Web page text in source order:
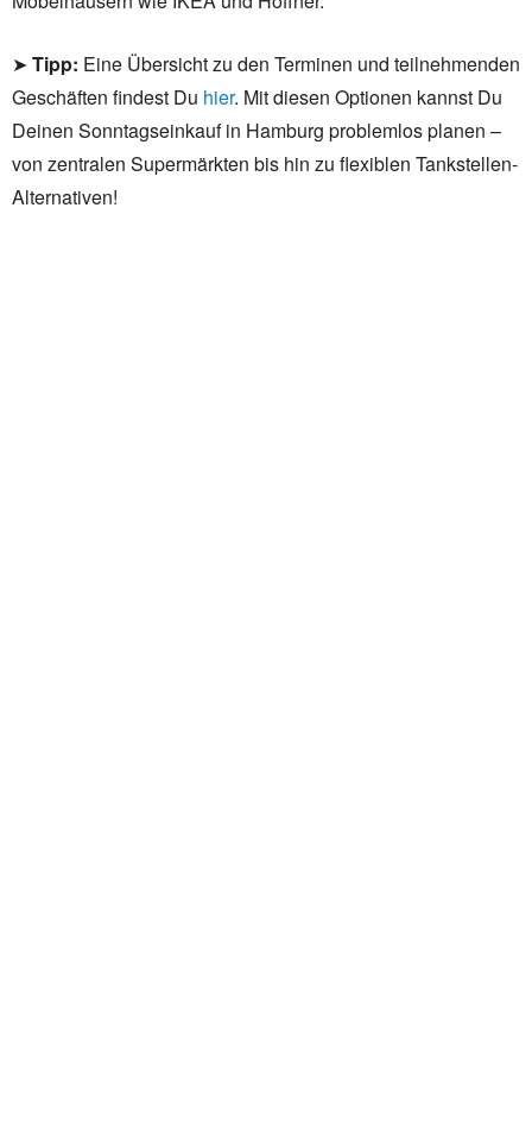
➤ Tipp: Eine Übersicht zu den Terminen und teilnehmenden
Geschäften findest Du hier. Mit diesen Optionen kannst Du
Deinen Sonntagseinkauf in Hamburg problemlos planen –
von zentralen Supermärkten bis hin zu flexiblen Tankstellen-
Alternativen!